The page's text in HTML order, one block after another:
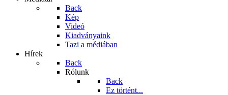
Back
Kép
Videó
Kiadványaink
Tazi a médiában
Hírek
Back
Rólunk
Back
Ez történt...